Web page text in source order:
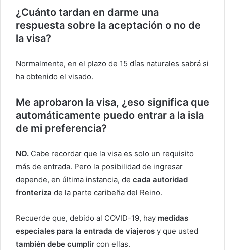
¿Cuánto tardan en darme una
respuesta sobre la aceptación o no de
la visa?
Normalmente, en el plazo de 15 días naturales sabrá si
ha obtenido el visado.
Me aprobaron la visa, ¿eso significa que
automáticamente puedo entrar a la isla
de mi preferencia?
NO. Cabe recordar que la visa es solo un requisito
más de entrada. Pero la posibilidad de ingresar
depende, en última instancia, de cada autoridad
fronteriza de la parte caribeña del Reino.
Recuerde que, debido al COVID-19, hay medidas
especiales para la entrada de viajeros y que usted
también debe cumplir con ellas.